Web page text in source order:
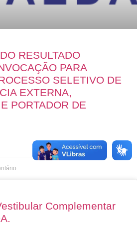
RESULTADO
PARA
SELETIVO DE
EXTERNA,
PORTADOR DE
Complementar